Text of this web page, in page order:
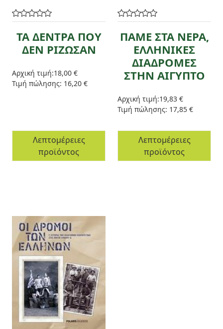
ΤΑ ΔΕΝΤΡΑ ΠΟΥ
ΔΕΝ ΡΙΖΩΣΑΝ
Αρχική τιμή:18,00 €
Τιμή πώλησης: 16,20 €
Λεπτομέρειες
προϊόντος
ΠΑΜΕ ΣΤΑ ΝΕΡΑ,
ΕΛΛΗΝΙΚΕΣ
ΔΙΑΔΡΟΜΕΣ
ΣΤΗΝ ΑΙΓΥΠΤΟ
Αρχική τιμή:19,83 €
Τιμή πώλησης: 17,85 €
Λεπτομέρειες
προϊόντος